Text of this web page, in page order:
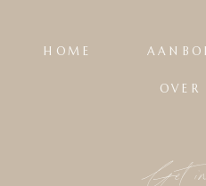
OVER
HOME